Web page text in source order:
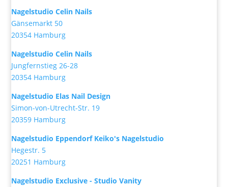
Nagelstudio Celin Nails
Gänsemarkt 50
20354 Hamburg
Nagelstudio Celin Nails
Jungfernstieg 26-28
20354 Hamburg
Nagelstudio Elas Nail Design
Simon-von-Utrecht-Str. 19
20359 Hamburg
Nagelstudio Eppendorf Keiko's Nagelstudio
Hegestr. 5
20251 Hamburg
Nagelstudio Exclusive - Studio Vanity